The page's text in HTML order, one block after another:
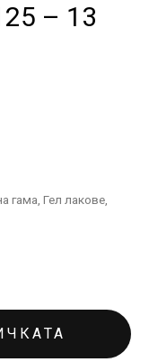
– 13
гама Гел лакове